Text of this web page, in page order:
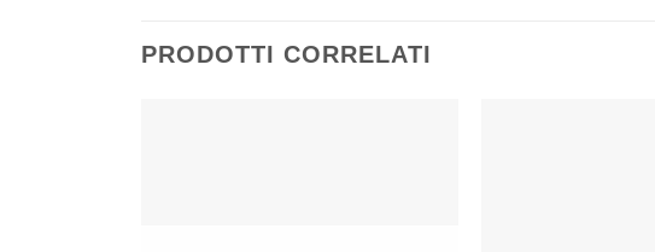
PRODOTTI CORRELATI